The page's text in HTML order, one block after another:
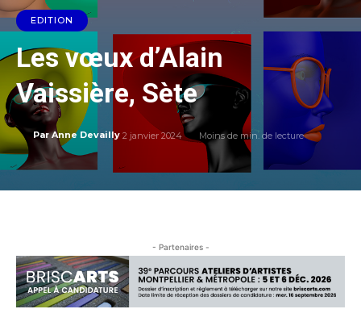
EDITION
Les vœux d’Alain
Vaissière, Sète
Par Anne Devailly 2 janvier 2024 Moins de min. de lecture
- Partenaires -